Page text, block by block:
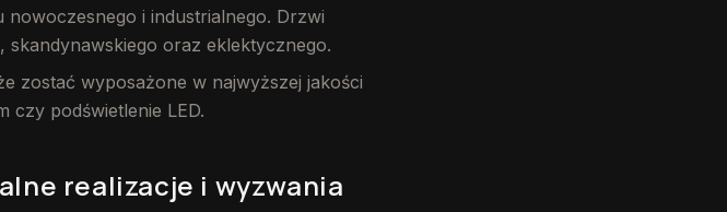
i industrialnego. Drzwi
oraz eklektycznego.
zostać wyposażone w najwyższej jakości
czy podświetlenie LED.
realizacje i wyzwania